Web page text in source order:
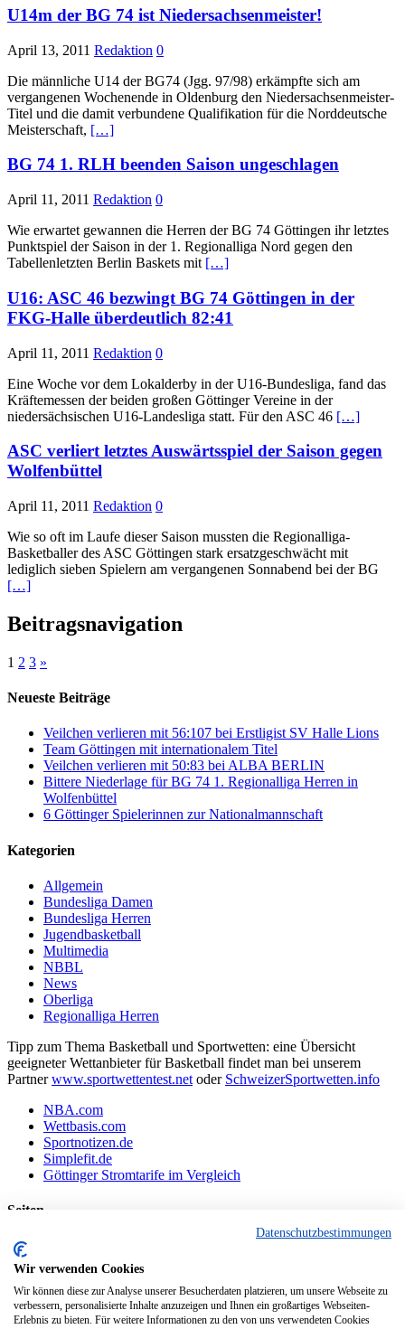
April 13, 2011 Redaktion 0
Die männliche U14 der BG74 (Jgg. 97/98) erkämpfte sich am
vergangenen Wochenende in Oldenburg den Niedersachsenmeister-
Titel und die damit verbundene Qualifikation für die Norddeutsche
Meisterschaft, […]
April 11, 2011 Redaktion 0
Wie erwartet gewannen die Herren der BG 74 Göttingen ihr letztes
Punktspiel der Saison in der 1. Regionalliga Nord gegen den
Tabellenletzten Berlin Baskets mit […]
U16: ASC 46 bezwingt BG 74 Göttingen in der
FKG-Halle überdeutlich 82:41
April 11, 2011 Redaktion 0
Eine Woche vor dem Lokalderby in der U16-Bundesliga, fand das
Kräftemessen der beiden großen Göttinger Vereine in der
niedersächsischen U16-Landesliga statt. Für den ASC 46 […]
ASC verliert letztes Auswärtsspiel der Saison gegen
Wolfenbüttel
April 11, 2011 Redaktion 0
Wie so oft im Laufe dieser Saison mussten die Regionalliga-
Basketballer des ASC Göttingen stark ersatzgeschwächt mit
lediglich sieben Spielern am vergangenen Sonnabend bei der BG
[…]
Beitragsnavigation
1 2 3 »
Neueste Beiträge
Veilchen verlieren mit 56:107 bei Erstligist SV Halle Lions
Team Göttingen mit internationalem Titel
Veilchen verlieren mit 50:83 bei ALBA BERLIN
Bittere Niederlage für BG 74 1. Regionalliga Herren in
Wolfenbüttel
6 Göttinger Spielerinnen zur Nationalmannschaft
Kategorien
Allgemein
Bundesliga Damen
Bundesliga Herren
Jugendbasketball
Multimedia
NBBL
News
Oberliga
Regionalliga Herren
Tipp zum Thema Basketball und Sportwetten: eine Übersicht
geeigneter Wettanbieter für Basketball findet man bei unserem
Partnerwww.sportwettentest.net oder SchweizerSportwetten.info
NBA.com
Wettbasis.com
Sportnotizen.de
Simplefit.de
Göttinger Stromtarife im Vergleich
Seiten
Datenschutzerklärung
Interessante Webseiten aus der Region Göttingen
Kontakt
Datenschutzbestimmungen
Wir verwenden Cookies
Wir können diese zur Analyse unserer Besucherdaten platzieren, um unsere Webseite zu
verbessern, personalisierte Inhalte anzuzeigen und Ihnen ein großartiges Webseiten-
Erlebnis zu bieten. Für weitere Informationen zu den von uns verwendeten Cookies